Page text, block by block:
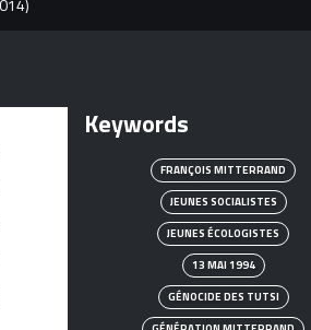
Keywords
FRANÇOIS MITTERRAND
JEUNES SOCIALISTES
JEUNES ÉCOLOGISTES
13 MAI 1994
GÉNOCIDE DES TUTSI